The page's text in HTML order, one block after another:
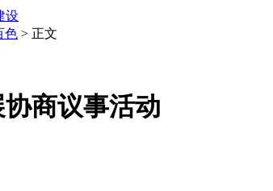
设
色 > 正文
商议事活动